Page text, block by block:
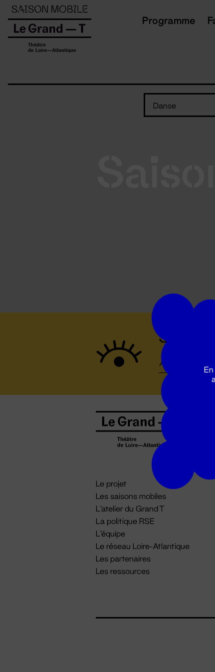
Programme
Danse
Suivez
Le projet
Les saisons mobiles
L'atelier du Grand T
La politique RSE
L'équipe
Le réseau Loire-Atlantique
Les partenaires
Les ressources
Panneau de gestion des cookies